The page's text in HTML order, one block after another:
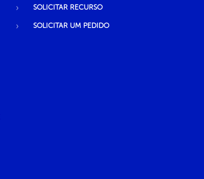
SOLICITAR RECURSO
SOLICITAR UM PEDIDO